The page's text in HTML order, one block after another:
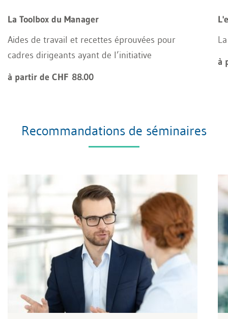
La Toolbox du Manager
Aides de travail et recettes éprouvées pour
cadres dirigeants ayant de l’initiative
à partir de CHF 88.00
à
Recommandations de séminaires